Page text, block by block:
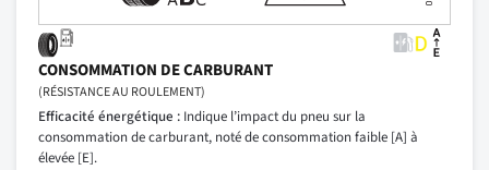
CONSOMMATION DE CARBURANT
(RÉSISTANCE AU ROULEMENT)
Efficacité énergétique : Indique l’impact du pneu sur la
consommation de carburant, noté de consommation faible [A] à
élevée [E].